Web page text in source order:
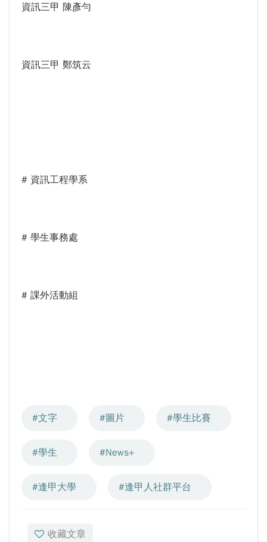
資訊三甲 陳彥勻
資訊三甲 鄭筑云
# 資訊工程學系
# 學生事務處
# 課外活動組
#文字 #圖片 #學生比賽
#學生 #News+
#逢甲大學 #逢甲人社群平台
收藏文章